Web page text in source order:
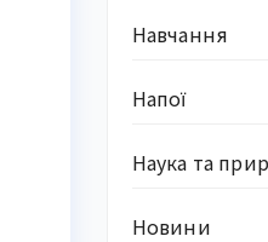
Навчання
Напої
Наука та
Новини